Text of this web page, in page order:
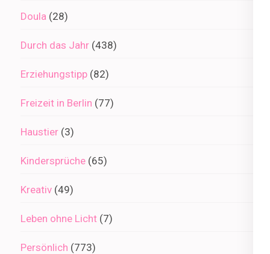
Doula (28)
Durch das Jahr (438)
Erziehungstipp (82)
Freizeit in Berlin (77)
Haustier (3)
Kindersprüche (65)
Kreativ (49)
Leben ohne Licht (7)
Persönlich (773)